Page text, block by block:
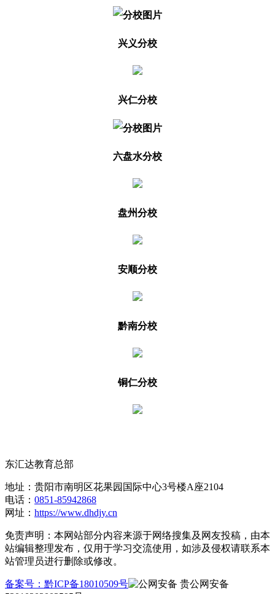
兴义分校
兴仁分校
六盘水分校
盘州分校
安顺分校
黔南分校
铜仁分校
东汇达教育总部
地址： 贵阳市南明区花果园国际中心3号楼A座2104
电话： 0851-85942868
网址： https://www.dhdjy.cn
免责声明：本网站部分内容来源于网络搜集及网友投稿，由本
站编辑整理发布，仅用于学习交流使用，如涉及侵权请联系本
站管理员进行删除或修改。
备案号：黔ICP备18010509号
贵公网安备